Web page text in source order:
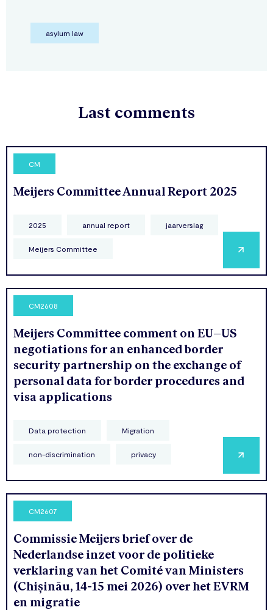
asylum law
Last comments
CM
Meijers Committee Annual Report 2025
2025 annual report jaarverslag
Meijers Committee
CM2608
Meijers Committee comment on EU–US
negotiations for an enhanced border
security partnership on the exchange of
personal data for border procedures and
visa applications
Data protection Migration
non-discrimination privacy
CM2607
Commissie Meijers brief over de
Nederlandse inzet voor de politieke
verklaring van het Comité van Ministers
(Chișinău, 14-15 mei 2026) over het EVRM
en migratie